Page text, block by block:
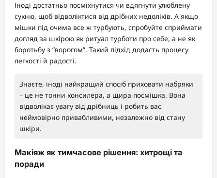
Іноді достатньо посміхнутися чи вдягнути улюблену
сукню, щоб відволіктися від дрібних недоліків. А якщо
мішки під очима все ж турбують, спробуйте сприймати
догляд за шкірою як ритуал турботи про себе, а не як
боротьбу з “ворогом”. Такий підхід додасть процесу
легкості й радості.
Знаєте, іноді найкращий спосіб приховати набряки
– це не тонни консилера, а щира посмішка. Вона
відволікає увагу від дрібниць і робить вас
неймовірно привабливими, незалежно від стану
шкіри.
Макіяж як тимчасове рішення: хитрощі та
поради